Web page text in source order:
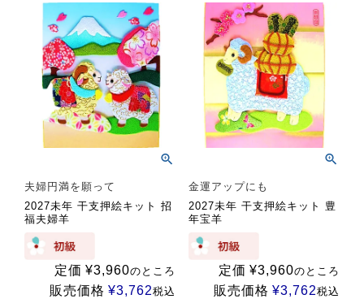
夫婦円満を願って
2027未年 干支押絵キット 招
福夫婦羊
定価 ¥3,960のところ
販売価格 ¥3,762税込
金運アップにも
2027未年 干支押絵キット 豊
年宝羊
定価 ¥3,960のところ
販売価格 ¥3,762税込